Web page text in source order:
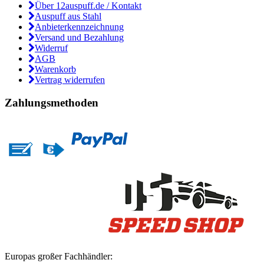
Über 12auspuff.de / Kontakt
Auspuff aus Stahl
Anbieterkennzeichnung
Versand und Bezahlung
Widerruf
AGB
Warenkorb
Vertrag widerrufen
Zahlungsmethoden
Europas großer Fachhändler: